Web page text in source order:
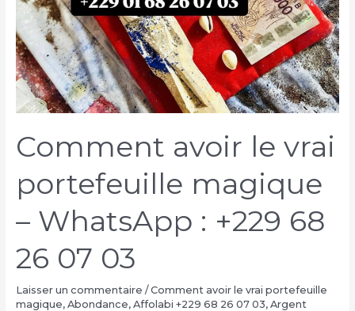
Comment avoir le vrai
portefeuille magique
– WhatsApp : +229 68
26 07 03
Laisser un commentaire /Comment avoir le vrai portefeuille
magique, Abondance, Affolabi +229 68 26 07 03, Argent